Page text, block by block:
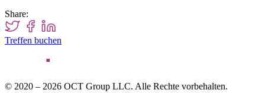
Share:
Treffen buchen
© 2020 – 2026 OCT Group LLC. Alle Rechte vorbehalten.